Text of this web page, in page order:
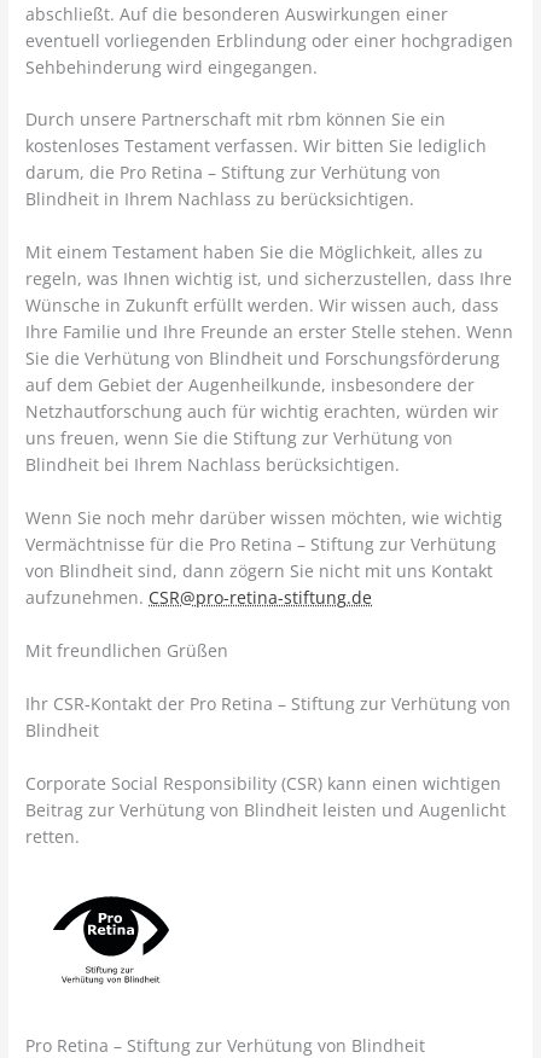
abschließt. Auf die besonderen Auswirkungen einer
eventuell vorliegenden Erblindung oder einer hochgradigen
Sehbehinderung wird eingegangen.
Durch unsere Partnerschaft mit rbm können Sie ein
kostenloses Testament verfassen. Wir bitten Sie lediglich
darum, die Pro Retina – Stiftung zur Verhütung von
Blindheit in Ihrem Nachlass zu berücksichtigen.
Mit einem Testament haben Sie die Möglichkeit, alles zu
regeln, was Ihnen wichtig ist, und sicherzustellen, dass Ihre
Wünsche in Zukunft erfüllt werden. Wir wissen auch, dass
Ihre Familie und Ihre Freunde an erster Stelle stehen. Wenn
Sie die Verhütung von Blindheit und Forschungsförderung
auf dem Gebiet der Augenheilkunde, insbesondere der
Netzhautforschung auch für wichtig erachten, würden wir
uns freuen, wenn Sie die Stiftung zur Verhütung von
Blindheit bei Ihrem Nachlass berücksichtigen.
Wenn Sie noch mehr darüber wissen möchten, wie wichtig
Vermächtnisse für die Pro Retina – Stiftung zur Verhütung
von Blindheit sind, dann zögern Sie nicht mit uns Kontakt
aufzunehmen. CSR@pro-retina-stiftung.de
Mit freundlichen Grüßen
Ihr CSR-Kontakt der Pro Retina – Stiftung zur Verhütung von
Blindheit
Corporate Social Responsibility (CSR) kann einen wichtigen
Beitrag zur Verhütung von Blindheit leisten und Augenlicht
retten.
Pro Retina – Stiftung zur Verhütung von Blindheit